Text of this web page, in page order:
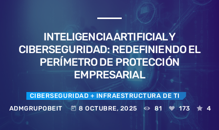
10 JULIO, 2026
INTELIGENCIA ARTIFICIAL Y
CIBERSEGURIDAD: REDEFINIENDO EL
PERÍMETRO DE PROTECCIÓN
EMPRESARIAL
CIBERSEGURIDAD + INFRAESTRUCTURA DE TI
ADMGRUPOBEIT
today 8 OCTUBRE, 2025 81 173 4